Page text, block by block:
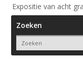
Expositie van acht
Zoeken